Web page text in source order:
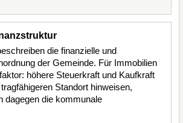
die finanzielle und
der Gemeinde. Für Immobilien
höhere Steuerkraft und Kaufkraft
Standort hinweisen,
dagegen die kommunale